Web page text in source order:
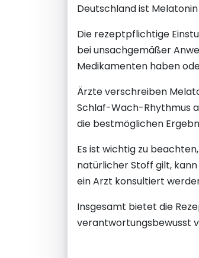
Deutschland ist
Die rezeptpflichtige
bei unsachgemäßer
Medikamenten haben
Ärzte verschreiben
Schlaf-Wach-Rhythmus
die bestmöglichen
Es ist wichtig zu
natürlicher Stoff gilt,
ein Arzt konsultiert
Insgesamt bietet die
verantwortungsbewusst